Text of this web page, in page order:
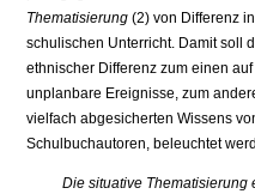
Themati­sierung (2) von Differenz
schulischen Unterricht. Damit soll
ethnischer Differenz zum einen
unplanbare Ereignisse, zum
vielfach abgesicherten Wissens
Schulbuchautoren, beleuchtet
Die situative Thematisierung